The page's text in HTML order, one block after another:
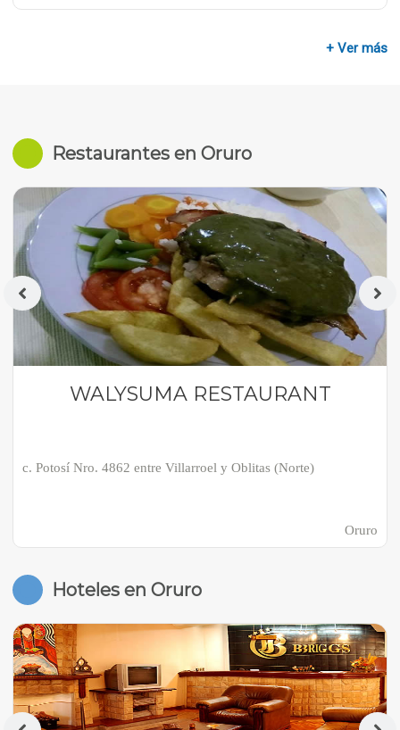
+ Ver más
Restaurantes en Oruro
WALYSUMA RESTAURANT
c. Potosí Nro. 4862 entre Villarroel y Oblitas (Norte)
Oruro
Hoteles en Oruro